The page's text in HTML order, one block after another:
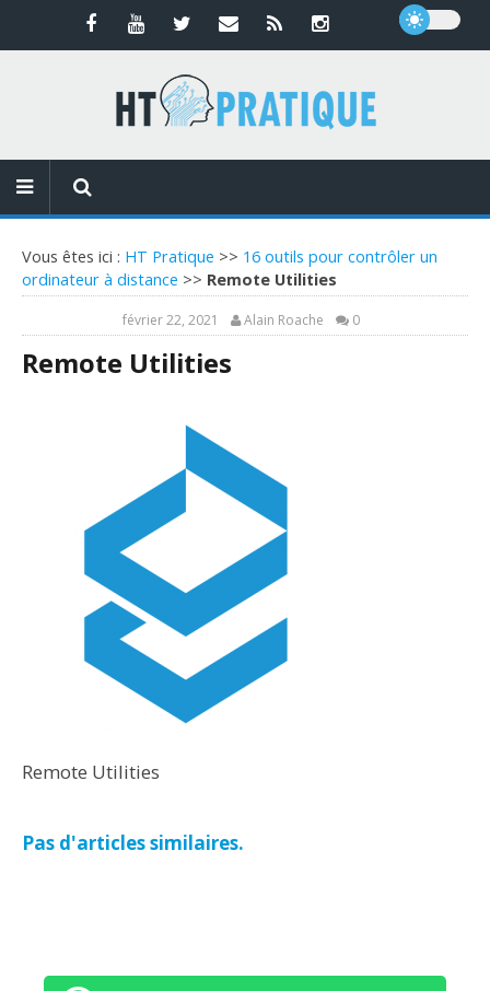
Vous êtes ici : HT Pratique >> 16 outils pour contrôler un
ordinateur à distance >> Remote Utilities
février 22, 2021 Alain Roache 0
Remote Utilities
Remote Utilities
Pas d'articles similaires.